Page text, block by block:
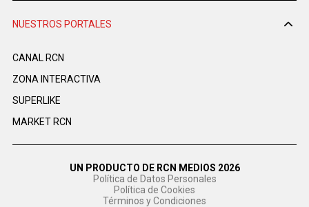
NUESTROS PORTALES
CANAL RCN
ZONA INTERACTIVA
SUPERLIKE
MARKET RCN
UN PRODUCTO DE RCN MEDIOS 2026
Política de Datos Personales
Política de Cookies
Términos y Condiciones